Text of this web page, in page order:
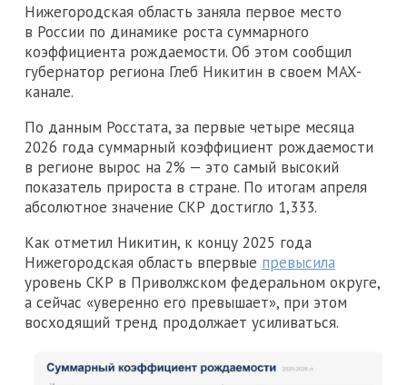
Нижегородская область заняла первое место
в России по динамике роста суммарного
коэффициента рождаемости. Об этом сообщил
губернатор региона Глеб Никитин в своем MAX-
канале.
По данным Росстата, за первые четыре месяца
2026 года суммарный коэффициент рождаемости
в регионе вырос на 2% — это самый высокий
показатель прироста в стране. По итогам апреля
абсолютное значение СКР достигло 1,333.
Как отметил Никитин, к концу 2025 года
Нижегородская область впервые превысила
уровень СКР в Приволжском федеральном округе,
а сейчас «уверенно его превышает», при этом
восходящий тренд продолжает усиливаться.